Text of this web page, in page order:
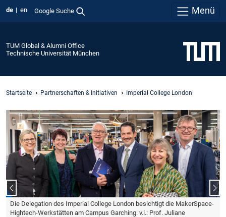
de en Google Suche Menü
TUM Global & Alumni Office
Technische Universität München
Startseite Partnerschaften & Initiativen Imperial College London
Die Delegation des Imperial College London besichtigt die MakerSpace-
Hightech-Werkstätten am Campus Garching. v.l.: Prof. Juliane
Vorheriger Slide